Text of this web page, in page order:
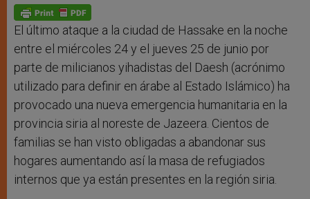
p
p
g
e
r
o
k
El último ataque a la ciudad de Hassake en la noche
entre el miércoles 24 y el jueves 25 de junio por
parte de milicianos yihadistas del Daesh (acrónimo
utilizado para definir en árabe al Estado Islámico) ha
provocado una nueva emergencia humanitaria en la
provincia siria al noreste de Jazeera. Cientos de
familias se han visto obligadas a abandonar sus
hogares aumentando así la masa de refugiados
internos que ya están presentes en la región siria.